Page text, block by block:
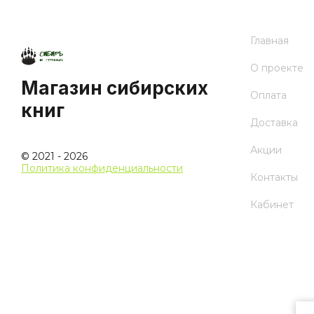
Магазин сибирских
книг
© 2021 - 2026
Политика конфиденциальности
Главная
О проекте
Оплата
Доставка
Акции
Контакты
Кабинет